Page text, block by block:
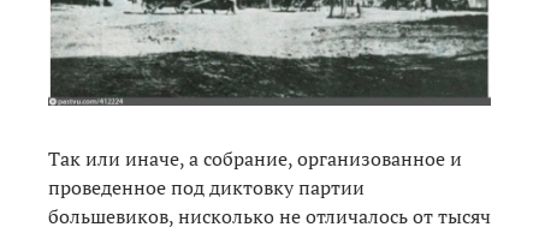
Так или иначе, а собрание, организованное и
проведенное под диктовку партии
большевиков, нисколько не отличалось от тысяч